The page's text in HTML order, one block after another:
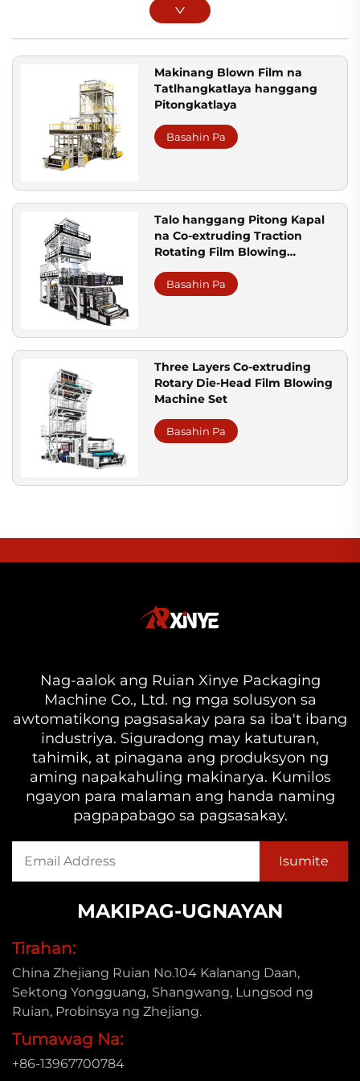
Makinang Blown Film na
Tatlhangkatlaya hanggang
Pitongkatlaya
Basahin Pa
Talo hanggang Pitong Kapal
na Co-extruding Traction
Rotating Film Blowing
Basahin Pa
Three Layers Co-extruding
Rotary Die-Head Film Blowing
Machine Set
Basahin Pa
Nag-aalok ang Ruian Xinye Packaging
Machine Co., Ltd. ng mga solusyon sa
awtomatikong pagsasakay para sa iba't ibang
industriya. Siguradong may katuturan,
tahimik, at pinagana ang produksyon ng
aming napakahuling makinarya. Kumilos
ngayon para malaman ang handa naming
pagpapabago sa pagsasakay.
MAKIPAG-UGNAYAN
Tirahan:
China Zhejiang Ruian No.104 Kalanang Daan,
Sektong Yongguang, Shangwang, Lungsod ng
Ruian, Probinsya ng Zhejiang.
Tumawag Na:
+86-13967700784